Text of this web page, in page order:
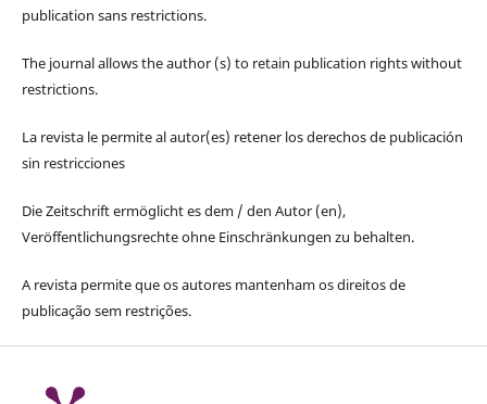
publication sans restrictions.
The journal allows the author (s) to retain publication rights without
restrictions.
La revista le permite al autor(es) retener los derechos de publicación
sin restricciones
Die Zeitschrift ermöglicht es dem / den Autor (en),
Veröffentlichungsrechte ohne Einschränkungen zu behalten.
A revista permite que os autores mantenham os direitos de
publicação sem restrições.